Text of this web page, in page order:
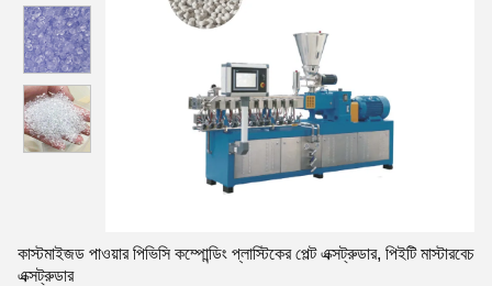
কাস্টমাইজড পাওয়ার পিভিসি কম্পোন্ডিং প্লাস্টিকের পেল্ট এক্সট্রুডার, পিইটি মাস্টারবেচ
এক্সট্রুডার